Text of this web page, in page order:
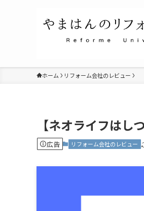
ホーム リフォーム会社のレビュー
【ネオライフは
広告 リフォーム会社のレビュー